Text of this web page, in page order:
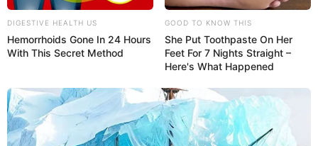
El uso de este medicamento sólo debe realizarse
dentro de la clínica o de un hospital, horas antes de
DIGESTIVE HEALTH US
Hemorrhoids Gone In 24 Hours
With This Secret Method
GOOD TO KNOW THIS
She Put Toothpaste On Her
Feet For 7 Nights Straight –
Here's What Happened